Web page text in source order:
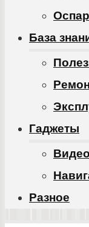
База
Гаджеты
Разное